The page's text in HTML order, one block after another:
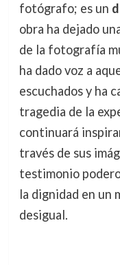
fotógrafo; es un
obra ha dejado
de la fotografía
ha dado voz a
escuchados y ha
tragedia de la
continuará
través de sus
testimonio
la dignidad en un
desigual.